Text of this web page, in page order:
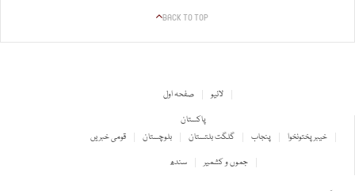
BACK TO TOP
صفحہ اول
لائیو
پاکستان
قومی خبریں
بلوچستان گلگت بلتستان پنجاب
خیبر پختونخوا
سندھ
جموں و کشمیر